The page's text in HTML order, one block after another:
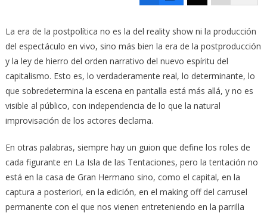
La era de la postpolítica no es la del reality show ni la producción
del espectáculo en vivo, sino más bien la era de la postproducción
y la ley de hierro del orden narrativo del nuevo espíritu del
capitalismo. Esto es, lo verdaderamente real, lo determinante, lo
que sobredetermina la escena en pantalla está más allá, y no es
visible al público, con independencia de lo que la natural
improvisación de los actores declama.
En otras palabras, siempre hay un guion que define los roles de
cada figurante en La Isla de las Tentaciones, pero la tentación no
está en la casa de Gran Hermano sino, como el capital, en la
captura a posteriori, en la edición, en el making off del carrusel
permanente con el que nos vienen entreteniendo en la parrilla